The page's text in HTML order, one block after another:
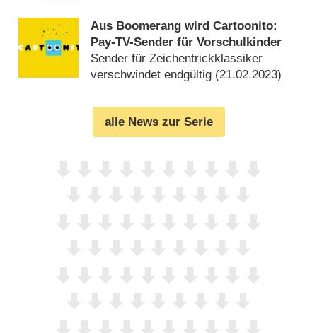
Aus Boomerang wird Cartoonito:
Pay-TV-Sender für Vorschulkinder
Sender für Zeichentrickklassiker
verschwindet endgültig (21.02.2023)
alle News zur Serie